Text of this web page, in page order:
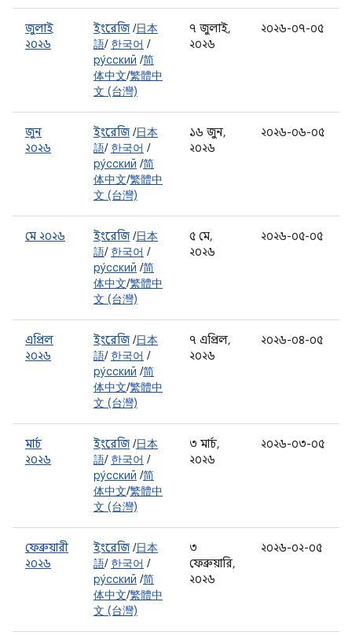
জুলাই
২০২৬
ইংরেজি /日本
語/ 한국어 /
ру́сский /简
体中文/繁體中
文 (台灣)
৭ জুলাই,
২০২৬
২০২৬-০৭-০৫
জুন
২০২৬
ইংরেজি /日本
語/ 한국어 /
ру́сский /简
体中文/繁體中
文 (台灣)
১৬ জুন,
২০২৬
২০২৬-০৬-০৫
মে ২০২৬ ইংরেজি /日本
語/ 한국어 /
ру́сский /简
体中文/繁體中
文 (台灣)
৫ মে,
২০২৬
২০২৬-০৫-০৫
এপ্রিল
২০২৬
ইংরেজি /日本
語/ 한국어 /
ру́сский /简
体中文/繁體中
文 (台灣)
৭ এপ্রিল,
২০২৬
২০২৬-০৪-০৫
মার্চ
২০২৬
ইংরেজি /日本
語/ 한국어 /
ру́сский /简
体中文/繁體中
文 (台灣)
৩ মার্চ,
২০২৬
২০২৬-০৩-০৫
ফেব্রুয়ারী
২০২৬
ইংরেজি /日本
語/ 한국어 /
ру́сский /简
体中文/繁體中
文 (台灣)
৩
ফেব্রুয়ারি,
২০২৬
২০২৬-০২-০৫